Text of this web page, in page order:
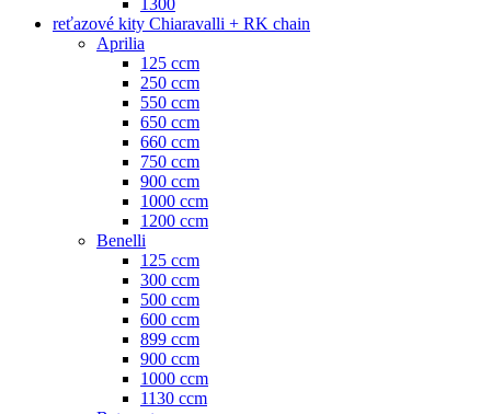
1300
reťazové kity Chiaravalli + RK chain
Aprilia
125 ccm
250 ccm
550 ccm
650 ccm
660 ccm
750 ccm
900 ccm
1000 ccm
1200 ccm
Benelli
125 ccm
300 ccm
500 ccm
600 ccm
899 ccm
900 ccm
1000 ccm
1130 ccm